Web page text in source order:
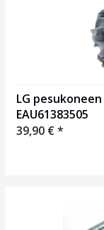
LG
EAU61383505
39,90 €*